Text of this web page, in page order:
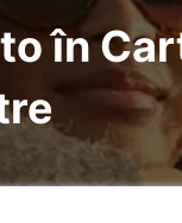
în